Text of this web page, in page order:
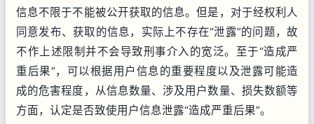
信息不限于不能被公开获取的信息。但是，对于经权利人
同意发布、获取的信息，实际上不存在“泄露”的问题，故
不作上述限制并不会导致刑事介入的宽泛。至于“造成严
重后果”，可以根据用户信息的重要程度以及泄露可能造
成的危害程度，从信息数量、涉及用户数量、损失数额等
方面，认定是否致使用户信息泄露“造成严重后果”。